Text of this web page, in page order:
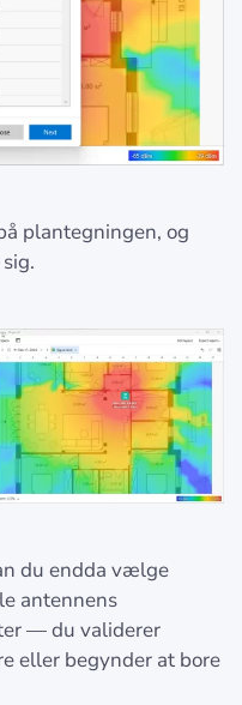
plantegningen, og
du endda vælge
antennens
— du validerer
eller begynder at bore